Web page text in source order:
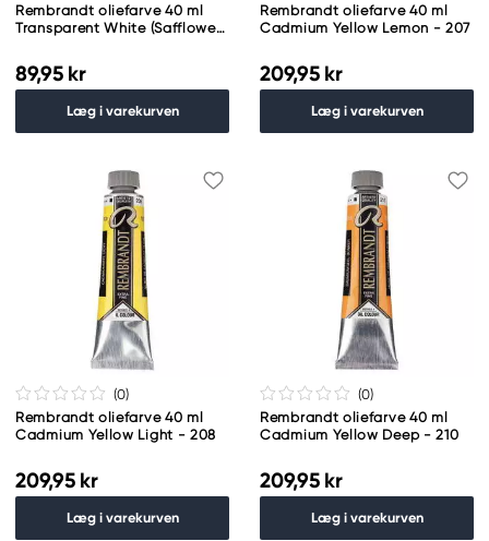
Rembrandt oliefarve 40 ml
Transparent White (Safflower
89,95 kr
Læg i varekurven
Rembrandt oliefarve 40 ml
Cadmium Yellow Lemon - 207
209,95 kr
Læg i varekurven
(0)
Rembrandt oliefarve 40 ml
Cadmium Yellow Light - 208
209,95 kr
Læg i varekurven
(0)
Rembrandt oliefarve 40 ml
Cadmium Yellow Deep - 210
209,95 kr
Læg i varekurven